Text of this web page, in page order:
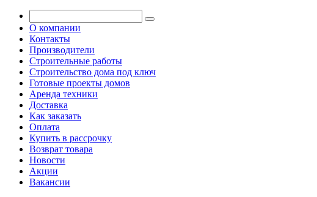
О компании
Контакты
Производители
Строительные работы
Строительство дома под ключ
Готовые проекты домов
Аренда техники
Доставка
Как заказать
Оплата
Купить в рассрочку
Возврат товара
Новости
Акции
Вакансии